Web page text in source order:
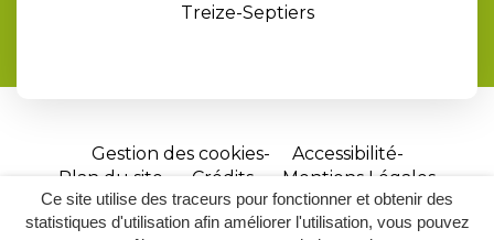
Ce site utilise des traceurs pour fonctionner et obtenir des
statistiques d'utilisation afin améliorer l'utilisation, vous pouvez
Treize-Septiers
Gestion des cookies
Accessibilité
Plan du site
Crédits
Mentions Légales
Site